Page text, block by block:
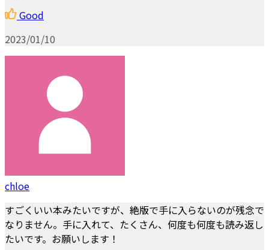
Good
2023/01/10
chloe
すごくいい本みたいですが、絶版で手に入らないのが残念で
なりません。手に入れて、たくさん、何度も何度も読み返し
たいです。お願いします！